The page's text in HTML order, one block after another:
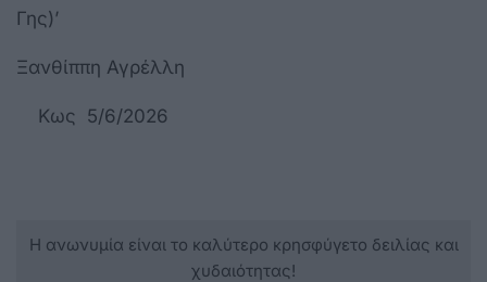
Γης)’
Ξανθίππη Αγρέλλη
Κως 5/6/2026
Η ανωνυμία είναι το καλύτερο κρησφύγετο δειλίας και
χυδαιότητας!